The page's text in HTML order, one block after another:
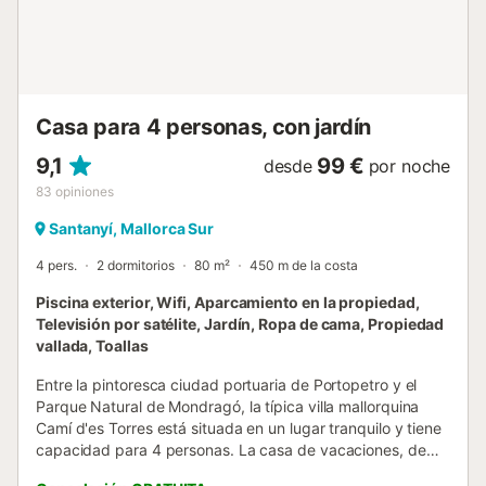
Casa para 4 personas, con jardín
9,1
83 opiniones
desde 99 € por noche
Santanyí, Mallorca Sur
4 pers. 2 dormitorios 80 m² 450 m de la costa
Piscina exterior, Wifi, Aparcamiento en la propiedad,
Televisión por satélite, Jardín, Ropa de cama, Propiedad
vallada, Toallas
Entre la pintoresca ciudad portuaria de Portopetro y el
Parque Natural de Mondragó, la típica villa mallorquina
Camí d'es Torres está situada en un lugar tranquilo y tiene
capacidad para 4 personas. La casa de vacaciones, de